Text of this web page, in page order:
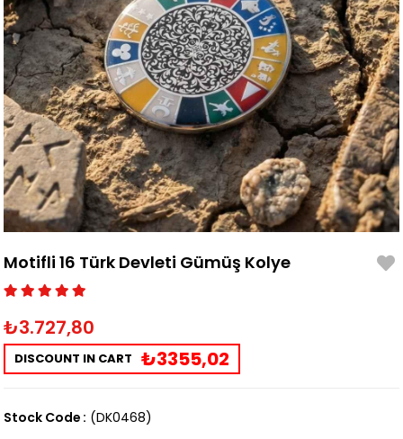
Motifli 16 Türk Devleti Gümüş Kolye
₺3.727,80
DISCOUNT IN CART ₺3355,02
Stock Code (DK0468)